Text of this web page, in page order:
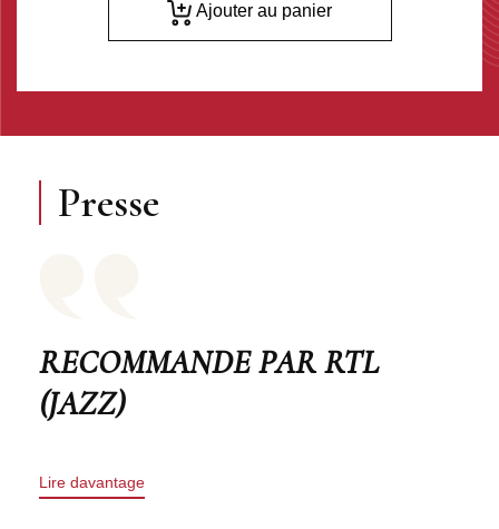
Ajouter au panier
Presse
RECOMMANDE PAR RTL
(JAZZ)
Lire davantage